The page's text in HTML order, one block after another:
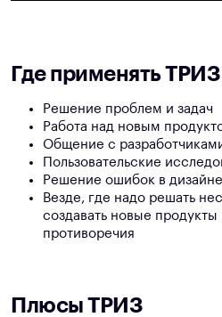
Где применять
Решение проблем и задач
Работа над новым
Общение с
Пользовательские
Решение ошибок в дизайне
Везде, где надо решать
создавать новые
противоречия
Плюсы ТРИЗ